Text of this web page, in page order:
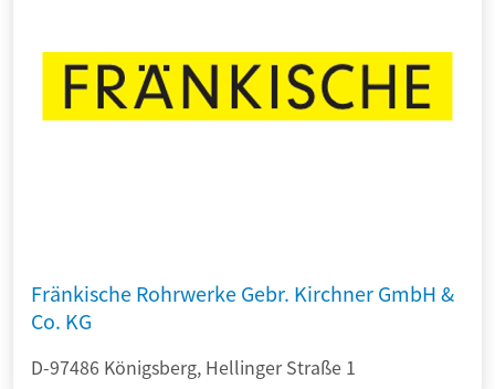
Fränkische Rohrwerke Gebr. Kirchner GmbH &
Co. KG
D-97486 Königsberg, Hellinger Straße 1